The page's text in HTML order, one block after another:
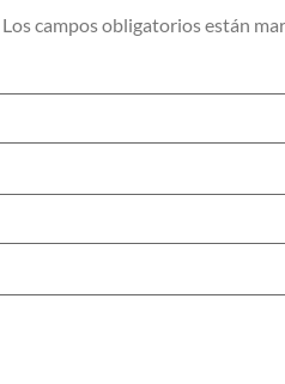
Los campos obligatorios están